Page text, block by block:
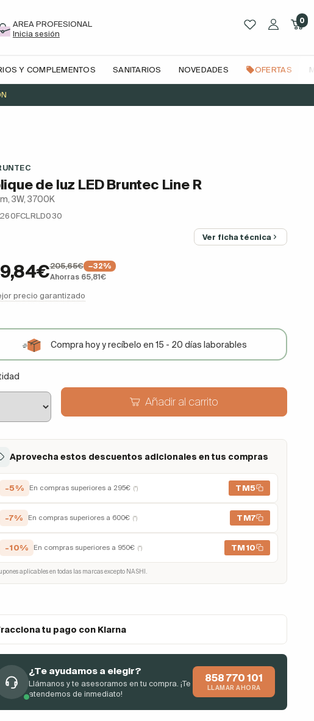
AREA PROFESIONAL
Inicia sesión
0
Y COMPLEMENTOS SANITARIOS NOVEDADES OFERTAS
de luz LED Bruntec Line R
3W, 3700K
Ver ficha técnica
205,65€
−32%
Ahorras 65,81€
precio garantizado
Compra hoy y recíbelo en 15 - 20 días laborables
Añadir al carrito
Aprovecha estos descuentos adicionales en tus compras
-5% En compras superiores a 295€ (*) TM5
-7% En compras superiores a 600€ (*) TM7
-10% En compras superiores a 950€ (*) TM10
aplicables en todas las marcas excepto NASHI.
tu pago con Klarna
¿Te ayudamos a elegir?
Llámanos y te asesoramos en tu compra. ¡Te
atendemos de inmediato!
858 770 101
LLAMAR AHORA